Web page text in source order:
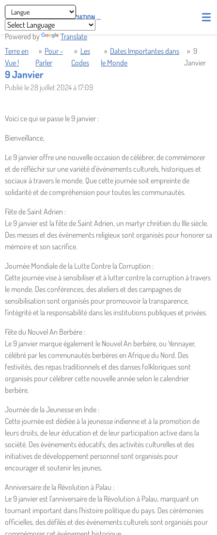
Powered by Translate
Passer
au
contenu
ASSOCIATION PIRATES' UNION OF LIGHT AND LOVE -
Terre en
Vue !
» Pour -
Parler
» Les
Codes
» Dates Importantes dans
le Monde
» 9
Janvier
9 Janvier
Publié le 28 juillet 2024 à 17:09
Voici ce qui se passe le 9 janvier :
Bienveillance,
Le 9 janvier offre une nouvelle occasion de célébrer, de commémorer
et de réfléchir sur une variété d'événements culturels, historiques et
sociaux à travers le monde. Que cette journée soit empreinte de
solidarité et de compréhension pour toutes les communautés.
Fête de Saint Adrien :
Le 9 janvier est la fête de Saint Adrien, un martyr chrétien du IIIe siècle.
Des messes et des événements religieux sont organisés pour honorer sa
mémoire et son sacrifice.
Journée Mondiale de la Lutte Contre la Corruption :
Cette journée vise à sensibiliser et à lutter contre la corruption à travers
le monde. Des conférences, des ateliers et des campagnes de
sensibilisation sont organisés pour promouvoir la transparence,
l'intégrité et la responsabilité dans les institutions publiques et privées.
Fête du Nouvel An Berbère :
Le 9 janvier marque également le Nouvel An berbère, ou Yennayer,
célébré par les communautés berbères en Afrique du Nord. Des
festivités, des repas traditionnels et des danses folkloriques sont
organisés pour célébrer cette nouvelle année selon le calendrier
berbère.
Journée de la Jeunesse en Inde :
Cette journée est dédiée à la jeunesse indienne et à la promotion de
leurs droits, de leur éducation et de leur participation active dans la
société. Des événements éducatifs, des activités culturelles et des
initiatives de développement personnel sont organisés pour
encourager et soutenir les jeunes.
Anniversaire de la Révolution à Palau :
Le 9 janvier est l'anniversaire de la Révolution à Palau, marquant un
tournant important dans l'histoire politique du pays. Des cérémonies
officielles, des défilés et des événements culturels sont organisés pour